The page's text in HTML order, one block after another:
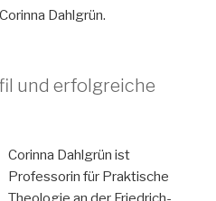
Dahlgrün.
und erfolgreiche
Corinna Dahlgrün ist
Professorin für Praktische